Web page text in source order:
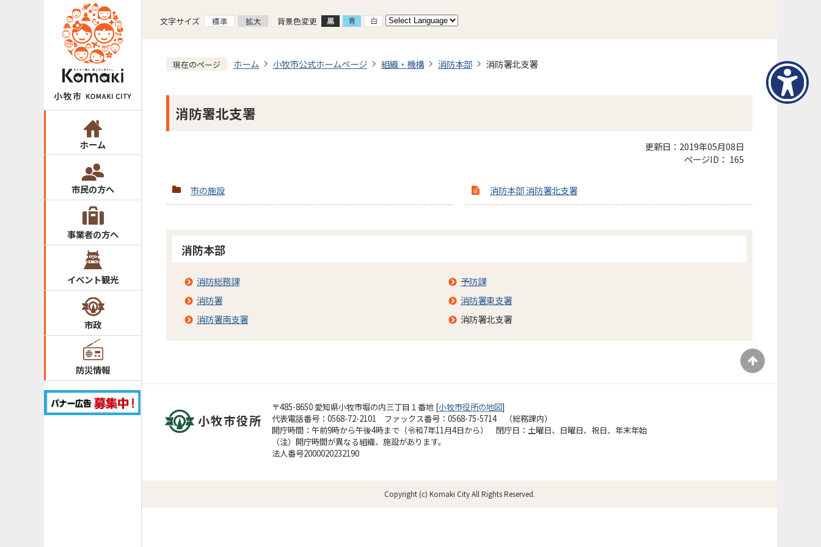
ホーム
市民の方へ
事業者の方へ
イベント観光
市政
防災情報
文字サイズ 背景色変更
現在のページ ホーム 小牧市公式ホームページ 組織・機構 消防本部 消防署北支署
消防署北支署
更新日：2019年05月08日
ページID： 165
市の施設 消防本部 消防署北支署
消防本部
消防総務課
予防課
消防署
消防署東支署
消防署南支署
消防署北支署
小牧市役所
〒485-8650 愛知県小牧市堀の内三丁目１番地 [小牧市役所の地図]
代表電話番号：0568-72-2101 ファックス番号：0568-75-5714 （総務課内）
開庁時間：午前9時から午後4時まで（令和7年11月4日から） 閉庁日：土曜日、日曜日、祝日、年末年始
（注）開庁時間が異なる組織、施設があります。
法人番号2000020232190
Copyright (c) Komaki City All Rights Reserved.